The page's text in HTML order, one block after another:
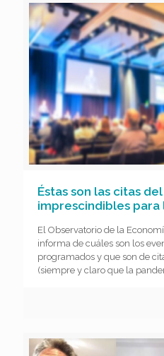
Éstas son las citas
imprescindibles para
El Observatorio de la
informa de cuáles son los
programados y que son de
(siempre y claro que la